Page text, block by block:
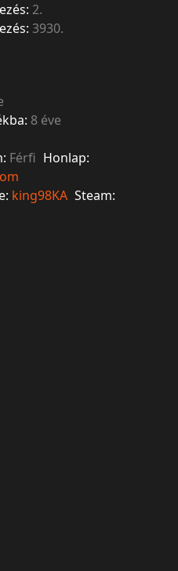
2.
3930.
8 éve
Férfi Honlap:
king98KA Steam: